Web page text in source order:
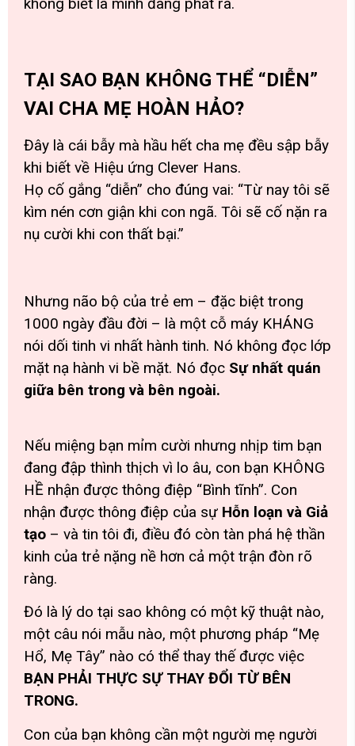
TẠI SAO BẠN KHÔNG THỂ “DIỄN”
VAI CHA MẸ HOÀN HẢO?
Đây là cái bẫy mà hầu hết cha mẹ đều sập bẫy
khi biết về Hiệu ứng Clever Hans.
Họ cố gắng “diễn” cho đúng vai: “Từ nay tôi sẽ
kìm nén cơn giận khi con ngã. Tôi sẽ cố nặn ra
nụ cười khi con thất bại.”
Nhưng não bộ của trẻ em – đặc biệt trong
1000 ngày đầu đời – là một cỗ máy KHÁNG
nói dối tinh vi nhất hành tinh. Nó không đọc lớp
mặt nạ hành vi bề mặt. Nó đọc Sự nhất quán
giữa bên trong và bên ngoài.
Nếu miệng bạn mỉm cười nhưng nhịp tim bạn
đang đập thình thịch vì lo âu, con bạn KHÔNG
HỀ nhận được thông điệp “Bình tĩnh”. Con
nhận được thông điệp của sự Hỗn loạn và Giả
tạo – và tin tôi đi, điều đó còn tàn phá hệ thần
kinh của trẻ nặng nề hơn cả một trận đòn rõ
ràng.
Đó là lý do tại sao không có một kỹ thuật nào,
một câu nói mẫu nào, một phương pháp “Mẹ
Hổ, Mẹ Tây” nào có thể thay thế được việc
BẠN PHẢI THỰC SỰ THAY ĐỔI TỪ BÊN
TRONG.
Con của bạn không cần một người mẹ người